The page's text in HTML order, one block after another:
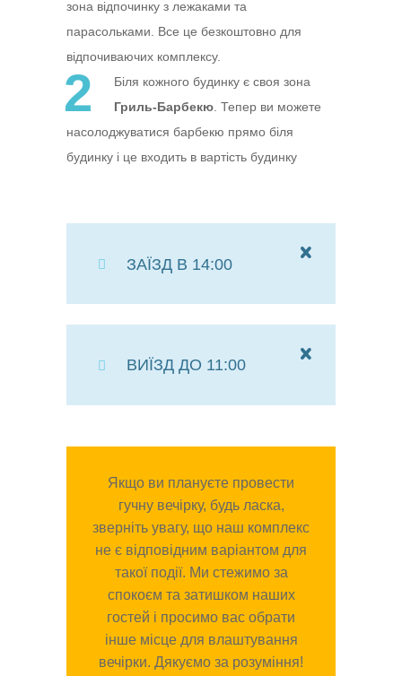
зона відпочинку з лежаками та
парасольками. Все це безкоштовно для
відпочиваючих комплексу.
2
Біля кожного будинку є своя зона
Гриль-Барбекю . Тепер ви можете
насолоджуватися барбекю прямо біля
будинку і це входить в вартість будинку
ЗАЇЗД В 14:00
ВИЇЗД ДО 11:00
Якщо ви плануєте провести
гучну вечірку, будь ласка,
зверніть увагу, що наш комплекс
не є відповідним варіантом для
такої події. Ми стежимо за
спокоєм та затишком наших
гостей і просимо вас обрати
інше місце для влаштування
вечірки. Дякуємо за розуміння!